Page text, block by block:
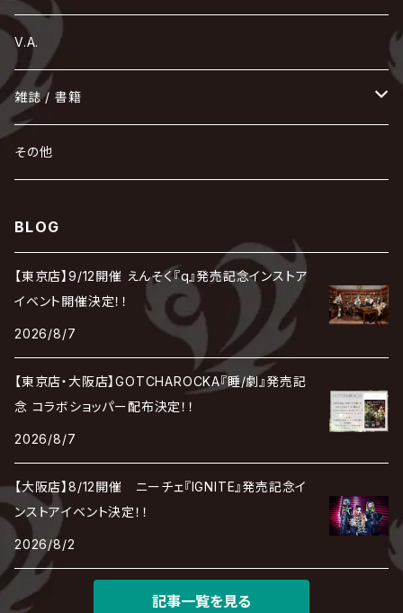
Ashmaze.
甘い暴力
天照
umbrella
168 / 葵-168-
GOTCHAROCKA
蛾と蝶
KAMIJO
cali≠gari
河村隆一
KIRITO / キリト
己龍
GREN / グレン
黒夢
CONTRASTZ
XANVALA
Sick²
ジグソウ
シド
JAKIGAN MEISTER
Chanty
Janne Da Arc
sugar
Jupiter
JILUKA
JILS
SHIN
sukekiyo
SCAPEGOAT
SPLENDID GOD GIRAFFE
SLAPSLY / CHIYU
DADAROMA
逹瑯
DAVID / SUI / 縁
DARRELL
DaizyStripper
D'ESPAIRSRAY
Develop One's Faculties
DEXCORE
DEZERT
deadman
DEVILOOF
DuelJewel
D'ERLANGER
電脳ヒメカ
Tourbillon
Dawnman
NEVERLAND
NoGoD
NOCTURNAL BLOODLUST
BugLug
HAZUKI / 葉月
花見桜こうき
薔薇の宮殿
BAROQUE
HIZAKI
vistlip
ヒッチコック
HIDE-ZOU
Fatüm
FANTASTIC◇CIRCUS
Blu-BiLLioN
BULL FIELD
BREAKERZ
BLAZE
The Brow Beat
BabyKingdom
THE BEETHOVEN
The Benjamin
ほ
POIDOL
HOLLOWGRAM
マガツノート
machine
Magistina Saga
マツタケワークス
THE MADNA
MAMA.
まみれた / MAMIRETA
MALICE MIZER
ミスイ
mitsu
MUCC / ムック
め
メトロノーム
MERRY / メリー
も
THE MORTAL
最上川司
YUKIYA / 藤田幸也
ユナイト
よ
rice
Rides In ReVellion
LAB.THE BASEMENT / ラボ ザ ベヰスメント
り
Leetspeak monsters
Ricky
LIBRAVEL / リブラヴェル
Lill
RE:INa
る
Ruiza
LUNA SEA
れ
the Raid.
REIGN
RAZOR
LSN / The LEGENDARY SIX NINE
Rorschach.inc
ロマン急行
わ
wyse
我が為
V.A.
雑誌 / 書籍
hévn
その他
BLOG
【東京店】9/12開催 えんそく『q』発売記念インストア
イベント開催決定！！
2026/8/7
【東京店・大阪店】GOTCHAROCKA『睡/劇』発売記
念 コラボショッパー配布決定！！
2026/8/7
【大阪店】8/12開催 ニーチェ『IGNITE』発売記念イ
ンストアイベント決定！！
2026/8/2
記事一覧を見る